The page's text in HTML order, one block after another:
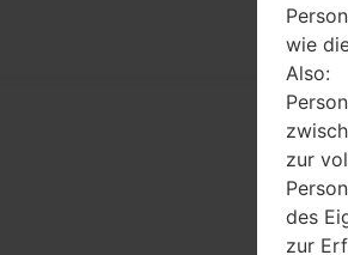
wie
Also:
zur
des
zur